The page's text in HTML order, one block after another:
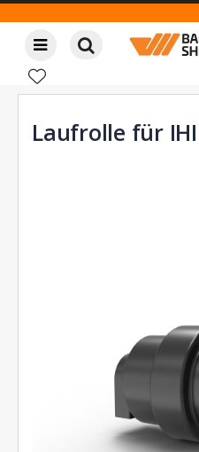
Laufrolle für IHI